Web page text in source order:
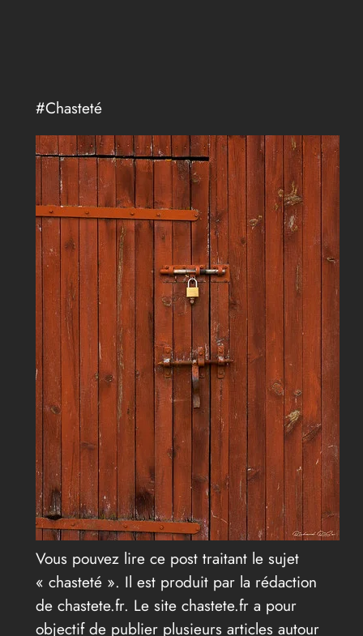
#Chasteté
Vous pouvez lire ce post traitant le sujet
« chasteté ». Il est produit par la rédaction
de chastete.fr. Le site chastete.fr a pour
objectif de publier plusieurs articles autour